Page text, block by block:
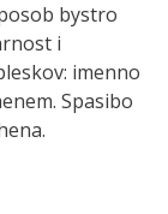
bystro
i
imenno
Spasibo